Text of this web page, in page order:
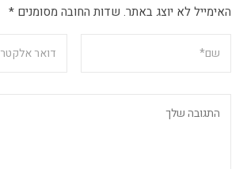
האימייל לא יוצג באתר. שדות החובה מסומנים *